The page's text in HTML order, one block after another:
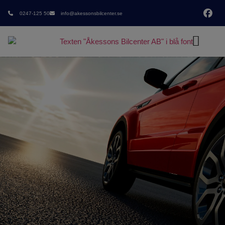
0247-125 50 info@akessonsbilcenter.se